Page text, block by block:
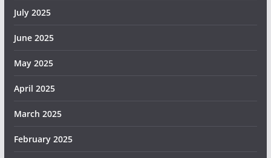
July 2025
June 2025
May 2025
April 2025
March 2025
February 2025